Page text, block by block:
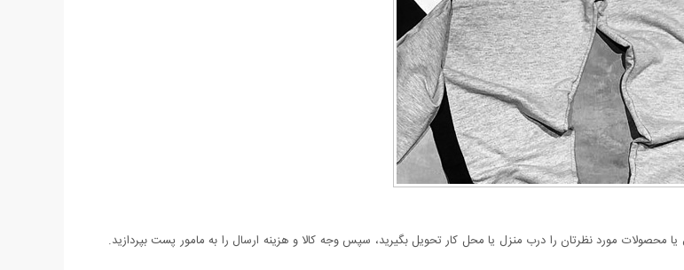
مورد نظرتان را درب منزل یا محل کار تحویل بگیرید، سپس وجه کالا و هزینه ارسال را به مامور پست بپردازید.